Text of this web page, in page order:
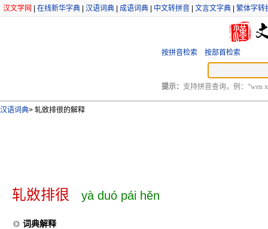
汉文学网 在线新华字典 汉语词典 成语词典 中文转拼音 文言文字典 繁体字转
按拼音检索 按部首检索
提示： 支持拼音查询，例：“wen
汉语词典> 轧敚排很的解释
轧敚排很 yà duó pái hěn
词典解释